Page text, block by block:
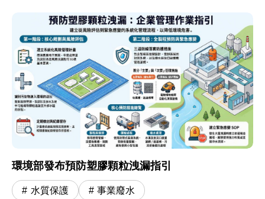
環境部發布預防塑膠顆粒洩漏指引
水質保護 事業廢水